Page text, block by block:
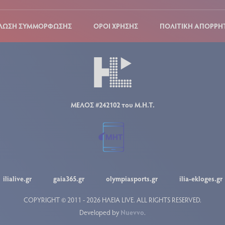
ΣΥΜΜΟΡΦΩΣΗΣ ΟΡΟΙ ΧΡΗΣΗΣ ΠΟΛΙΤΙΚΗ
ΜΕΛΟΣ #242102 του Μ.Η.Τ.
ilialive.gr gaia365.gr olympiasports.gr ilia-ekloges.gr
COPYRIGHT © 2011 - 2026 ΗΛΕΙΑ LIVE. ALL RIGHTS RESERVED.
Developed by Nuevvo.